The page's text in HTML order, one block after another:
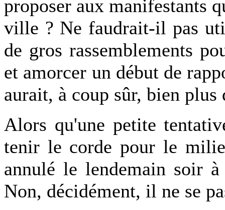
proposer aux manifestants
ville ? Ne faudrait-il pas
de gros rassemblements
et amorcer un début de
aurait, à coup sûr, bien
Alors qu'une petite
tenir le corde pour le
annulé le lendemain soir
Non, décidément, il ne se